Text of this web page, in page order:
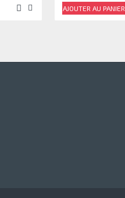
AJOUTER AU PANIER